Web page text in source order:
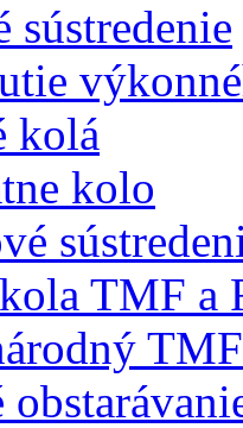
sústredenie
kolá
kolo
TMF a
TMF